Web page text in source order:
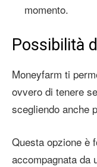
momento.
Possibilità
Moneyfarm ti
ovvero di tenere
scegliendo anche
Questa opzione è
accompagnata da